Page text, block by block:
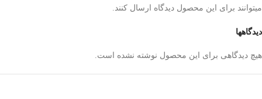
دیدگاهها
هیچ دیدگاهی برای این محصول نوشته نشده است.
میتوانند برای این محصول دیدگاه ارسال کنند.